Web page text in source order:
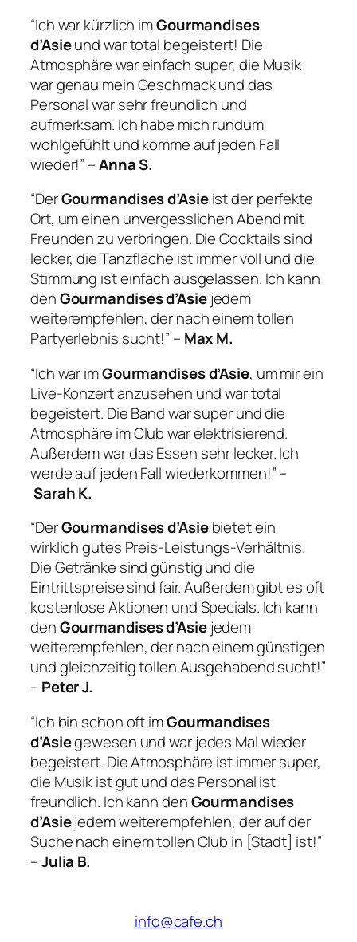
“Ich war kürzlich imGourmandises
d’Asieund war total begeistert! Die
Atmosphäre war einfach super, die Musik
war genau mein Geschmack und das
Personal war sehr freundlich und
aufmerksam. Ich habe mich rundum
wohlgefühlt und komme auf jeden Fall
wieder!” –Anna S.
“DerGourmandises d’Asie ist der perfekte
Ort, um einen unvergesslichen Abend mit
Freunden zu verbringen. Die Cocktails sind
lecker, die Tanzfläche ist immer voll und die
Stimmung ist einfach ausgelassen. Ich kann
denGourmandises d’Asiejedem
weiterempfehlen, der nach einem tollen
Partyerlebnis sucht!” – Max M.
“Ich war imGourmandises d’Asie, um mir ein
Live-Konzert anzusehen und war total
begeistert. Die Band war super und die
Atmosphäre im Club war elektrisierend.
Außerdem war das Essen sehr lecker. Ich
werde auf jeden Fall wiederkommen!” –
Sarah K.
“DerGourmandises d’Asie bietet ein
wirklich gutes Preis-Leistungs-Verhältnis.
Die Getränke sind günstig und die
Eintrittspreise sind fair. Außerdem gibt es oft
kostenlose Aktionen und Specials. Ich kann
denGourmandises d’Asiejedem
weiterempfehlen, der nach einem günstigen
und gleichzeitig tollen Ausgehabend sucht!”
– Peter J.
“Ich bin schon oft imGourmandises
d’Asiegewesen und war jedes Mal wieder
begeistert. Die Atmosphäre ist immer super,
die Musik ist gut und das Personal ist
freundlich. Ich kann denGourmandises
d’Asiejedem weiterempfehlen, der auf der
Suche nach einem tollen Club in [Stadt] ist!”
–Julia B.
info@cafe.ch